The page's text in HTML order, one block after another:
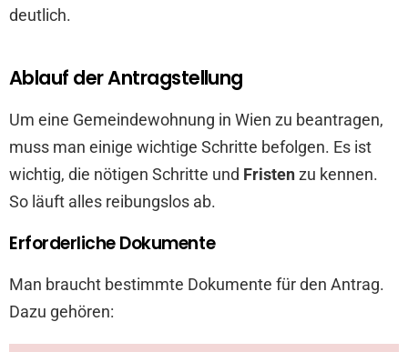
deutlich.
Ablauf der Antragstellung
Um eine Gemeindewohnung in Wien zu beantragen,
muss man einige wichtige Schritte befolgen. Es ist
wichtig, die nötigen Schritte und Fristenzu kennen.
So läuft alles reibungslos ab.
Erforderliche Dokumente
Man braucht bestimmte Dokumente für den Antrag.
Dazu gehören: